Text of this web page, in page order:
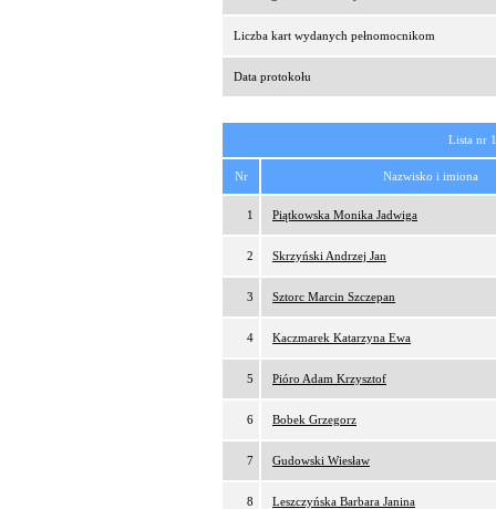
Liczba kart wydanych pełnomocnikom
Data protokołu
Lista nr
Nr Nazwisko i imiona
1 Piątkowska Monika Jadwiga
2 Skrzyński Andrzej Jan
3 Sztorc Marcin Szczepan
4 Kaczmarek Katarzyna Ewa
5 Pióro Adam Krzysztof
6 Bobek Grzegorz
7 Gudowski Wiesław
8 Leszczyńska Barbara Janina